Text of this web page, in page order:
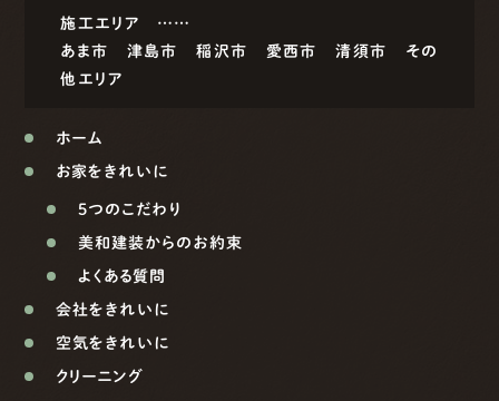
施工エリア ……
あま市
津島市 稲沢市 愛西市 清須市
その
他エリア
ホーム
お家をきれいに
5つのこだわり
美和建装からのお約束
よくある質問
会社をきれいに
空気をきれいに
クリーニング